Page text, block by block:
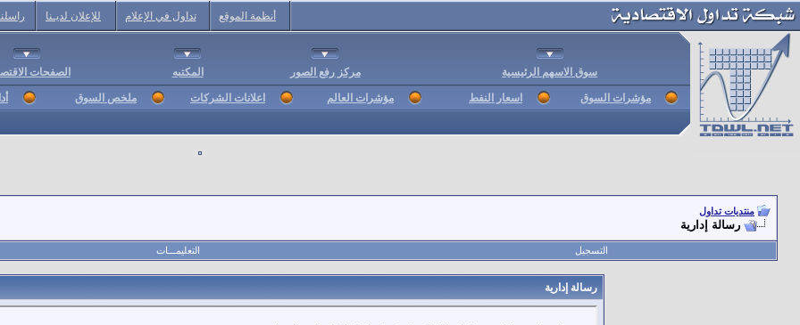
أنظمة الموقع تداول في الإعلام للإعلان لديـنا
سوق الاسهم الرئيسية مركز رفع الصور المكتبه الصفحات
مؤشرات السوق اسعار النفط مؤشرات العالم اعلانات الشركات ملخص السوق
منتديات تداول
رسالة إدارية
التسجيل التعليمـــات
رسالة إدارية